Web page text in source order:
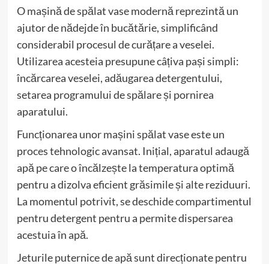
O mașină de spălat vase modernă reprezintă un
ajutor de nădejde în bucătărie, simplificând
considerabil procesul de curățare a veselei.
Utilizarea acesteia presupune câțiva pași simpli:
încărcarea veselei, adăugarea detergentului,
setarea programului de spălare și pornirea
aparatului.
Funcționarea unor mașini spălat vase este un
proces tehnologic avansat. Inițial, aparatul adaugă
apă pe care o încălzește la temperatura optimă
pentru a dizolva eficient grăsimile și alte reziduuri.
La momentul potrivit, se deschide compartimentul
pentru detergent pentru a permite dispersarea
acestuia în apă.
Jeturile puternice de apă sunt direcționate pentru